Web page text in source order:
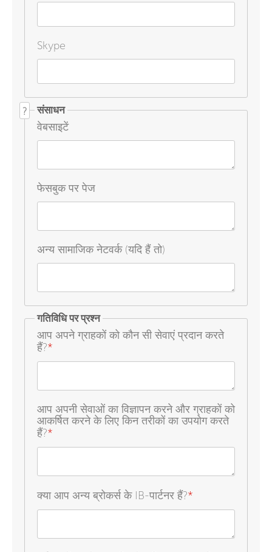
Skype
संसाधन
?
वेबसाइटें
फेसबुक पर पेज
अन्य सामाजिक नेटवर्क (यदि हैं तो)
गतिविधि पर प्रश्न
आप अपने ग्राहकों को कौन सी सेवाएं प्रदान करते
हैं?*
आप अपनी सेवाओं का विज्ञापन करने और ग्राहकों को
आकर्षित करने के लिए किन तरीकों का उपयोग करते
हैं?*
क्या आप अन्य ब्रोकर्स के IB-पार्टनर हैं?*